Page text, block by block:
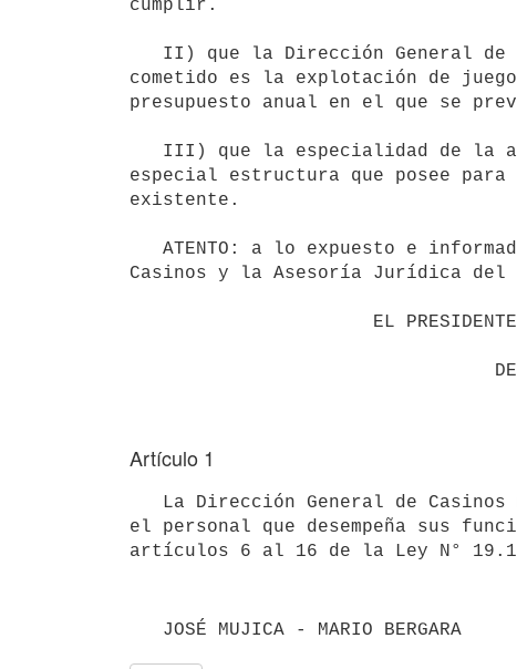
cumplir.
cometido es la explotación de
presupuesto anual en el que se
especial estructura que posee
existente.
Casinos y la Asesoría Jurídica del
Artículo 1
el personal que desempeña sus